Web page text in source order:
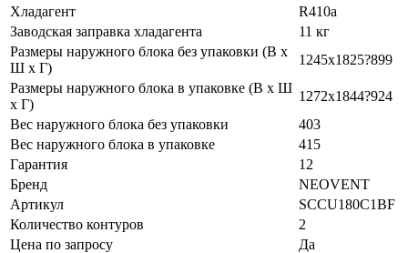
Хладагент
R410a
Заводская заправка хладагента
11 кг
Размеры наружного блока без упаковки (В х
Ш х Г)
1245х1825?899
Размеры наружного блока в упаковке (В х Ш
х Г)
1272х1844?924
Вес наружного блока без упаковки
403
Вес наружного блока в упаковке
415
Гарантия
12
Бренд
NEOVENT
Артикул
SCCU180C1BF
Количество контуров
2
Цена по запросу
Да